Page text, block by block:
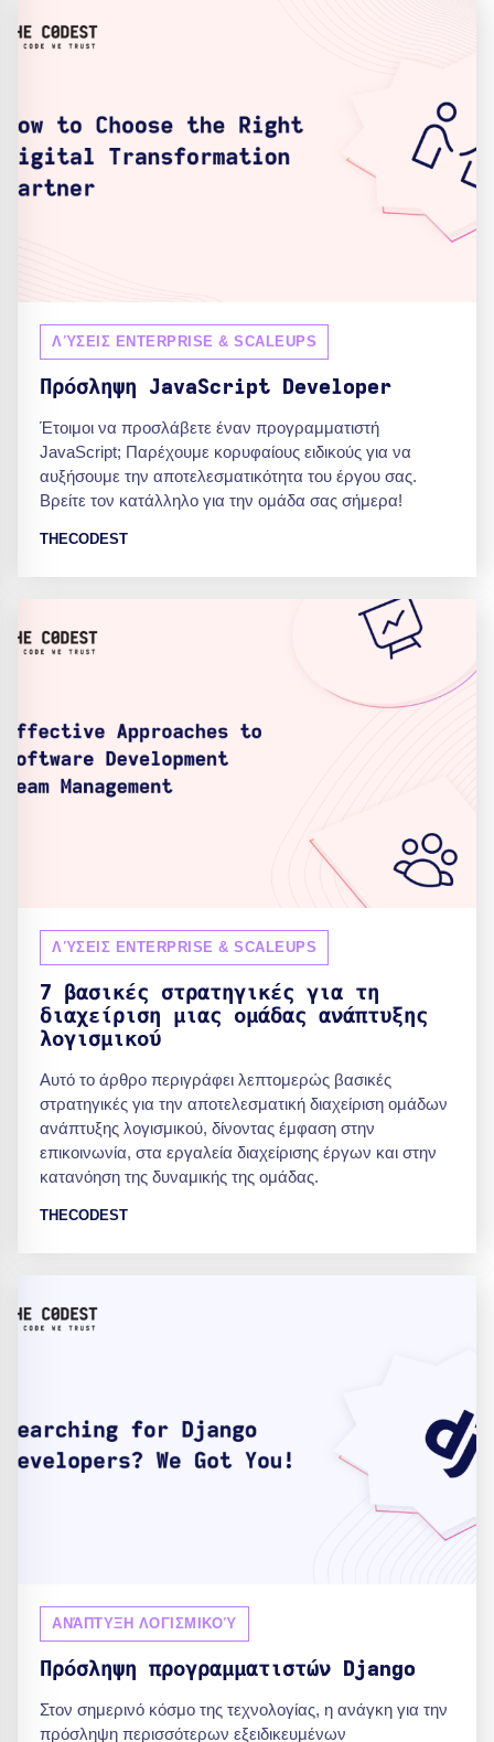
ΛΎΣΕΙΣ ENTERPRISE & SCALEUPS
Πρόσληψη JavaScript Developer
Έτοιμοι να προσλάβετε έναν προγραμματιστή
JavaScript; Παρέχουμε κορυφαίους ειδικούς για να
αυξήσουμε την αποτελεσματικότητα του έργου σας.
Βρείτε τον κατάλληλο για την ομάδα σας σήμερα!
THECODEST
ΛΎΣΕΙΣ ENTERPRISE & SCALEUPS
7 βασικές στρατηγικές για τη
διαχείριση μιας ομάδας ανάπτυξης
λογισμικού
Αυτό το άρθρο περιγράφει λεπτομερώς βασικές
στρατηγικές για την αποτελεσματική διαχείριση ομάδων
ανάπτυξης λογισμικού, δίνοντας έμφαση στην
επικοινωνία, στα εργαλεία διαχείρισης έργων και στην
κατανόηση της δυναμικής της ομάδας.
THECODEST
ΑΝΆΠΤΥΞΗ ΛΟΓΙΣΜΙΚΟΎ
Πρόσληψη προγραμματιστών Django
Στον σημερινό κόσμο της τεχνολογίας, η ανάγκη για την
πρόσληψη περισσότερων εξειδικευμένων